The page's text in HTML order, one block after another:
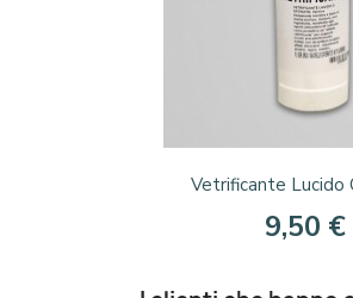

Vetrificante Lucido
9,50 €